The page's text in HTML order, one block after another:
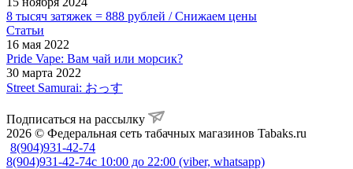
8 тысяч затяжек = 888 рублей / Снижаем цены
Статьи
16 мая 2022
Pride Vape: Вам чай или морсик?
30 марта 2022
Street Samurai: おっす
Подписаться на рассылку
2026 © Федеральная сеть табачных магазинов Tabaks.ru
8(904)931-42-74
8(904)931-42-74с 10:00 до 22:00 (viber, whatsapp)